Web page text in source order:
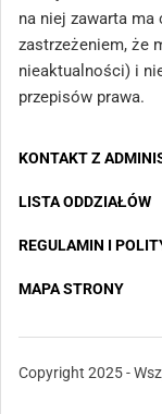
na niej zawarta ma
zastrzeżeniem, że
nieaktualności) i
przepisów prawa.
KONTAKT Z
LISTA ODDZIAŁÓW
REGULAMIN I
MAPA STRONY
Copyright 2025 -